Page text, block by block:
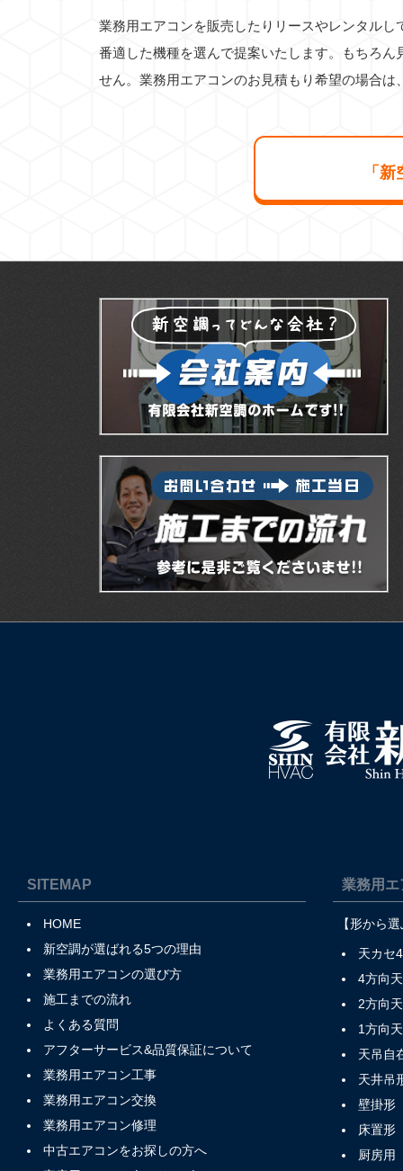
業務用エアコンを販売したりリースやレンタル
番適した機種を選んで提案いたします。もちろ
せん。業務用エアコンのお見積もり希望の場合
「
SITEMAP
HOME
新空調が選ばれる5つの理由
業務用エアコンの選び方
施工までの流れ
よくある質問
アフターサービス&品質保証について
業務用エアコン工事
業務用エアコン交換
業務用エアコン修理
中古エアコンをお探しの方へ
業務用エ
【形から
天カセ
4方向
2方向
1方向
天吊自
天井吊
壁掛形
床置形
厨房用